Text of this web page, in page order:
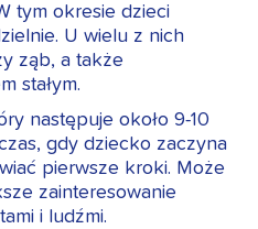
tym okresie dzieci
U wielu z nich
ząb, a także
stałym.
następuje około 9-10
gdy dziecko zaczyna
pierwsze kroki. Może
zainteresowanie
i ludźmi.